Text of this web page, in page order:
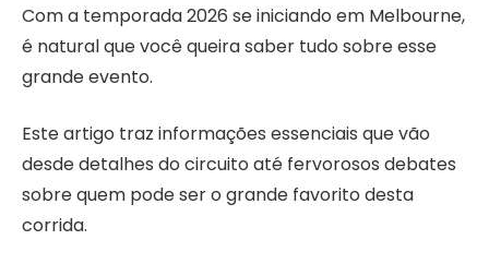
Com a temporada 2026 se iniciando em Melbourne,
é natural que você queira saber tudo sobre esse
grande evento.
Este artigo traz informações essenciais que vão
desde detalhes do circuito até fervorosos debates
sobre quem pode ser o grande favorito desta
corrida.